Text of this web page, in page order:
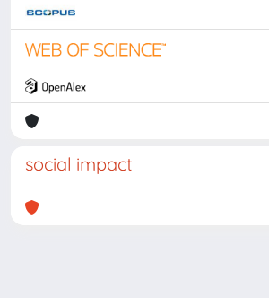
social impact